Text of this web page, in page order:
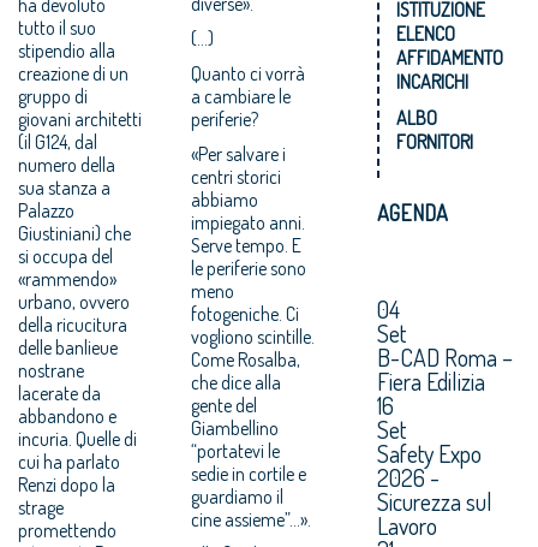
tutto il suo
stipendio alla
creazione di un
gruppo di
giovani architetti
(il G124, dal
numero della
sua stanza a
Palazzo
Giustiniani) che
si occupa del
«rammendo»
urbano, ovvero
della ricucitura
delle banlieue
nostrane
lacerate da
abbandono e
incuria. Quelle di
cui ha parlato
Renzi dopo la
strage
promettendo
(...)
Quanto ci vorrà
a cambiare le
periferie?
«Per salvare i
centri storici
abbiamo
impiegato anni.
Serve tempo. E
le periferie sono
meno
fotogeniche. Ci
vogliono scintille.
Come Rosalba,
che dice alla
gente del
Giambellino
“portatevi le
sedie in cortile e
guardiamo il
cine assieme”…».
ISTITUZIONE
ELENCO
AFFIDAMENTO
INCARICHI
ALBO
FORNITORI
AGENDA
04
Set
B-CAD Roma –
Fiera Edilizia
16
Set
Safety Expo
2026 -
Sicurezza sul
Lavoro